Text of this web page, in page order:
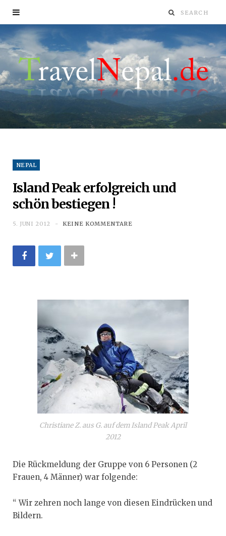
NEPAL
Island Peak erfolgreich und
schön bestiegen !
5. JUNI 2012 KEINE KOMMENTARE
Christiane Z. aus G. auf dem Island Peak April
2012
Die Rückmeldung der Gruppe von 6 Personen (2
Frauen, 4 Männer) war folgende:
“ Wir zehren noch lange von diesen Eindrücken und
Bildern.